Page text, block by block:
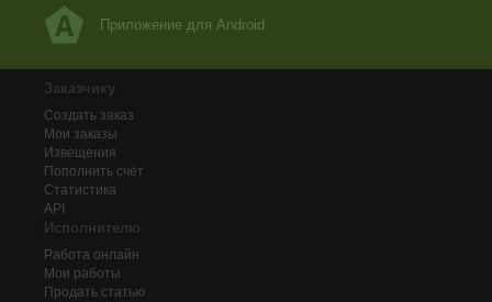
Приложение для Android
Заказчику
Создать заказ
Мои заказы
Извещения
Пополнить счёт
Статистика
API
Исполнителю
Работа онлайн
Мои работы
Продать статью